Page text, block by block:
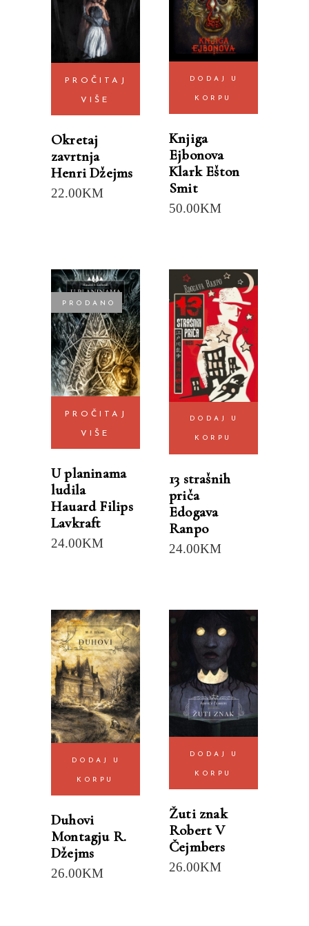
PROČITAJ
VIŠE
Okretaj
zavrtnja
Henri Džejms
22.00KM
DODAJ U
KORPU
Knjiga
Ejbonova
Klark Ešton
Smit
50.00KM
PRODANO
PROČITAJ
VIŠE
U planinama
ludila
Hauard Filips
Lavkraft
24.00KM
DODAJ U
KORPU
13 strašnih
priča
Edogava
Ranpo
24.00KM
DODAJ U
KORPU
Duhovi
Montagju R.
Džejms
26.00KM
DODAJ U
KORPU
Žuti znak
Robert V
Čejmbers
26.00KM